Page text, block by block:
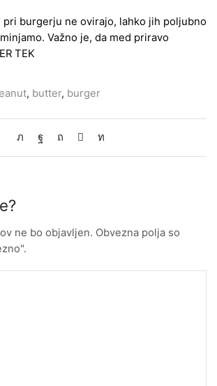
pri burgerju ne ovirajo, lahko jih poljubno
Važno je, da med priravo
TEK
, butter, burger
ne bo objavljen. Obvezna polja so